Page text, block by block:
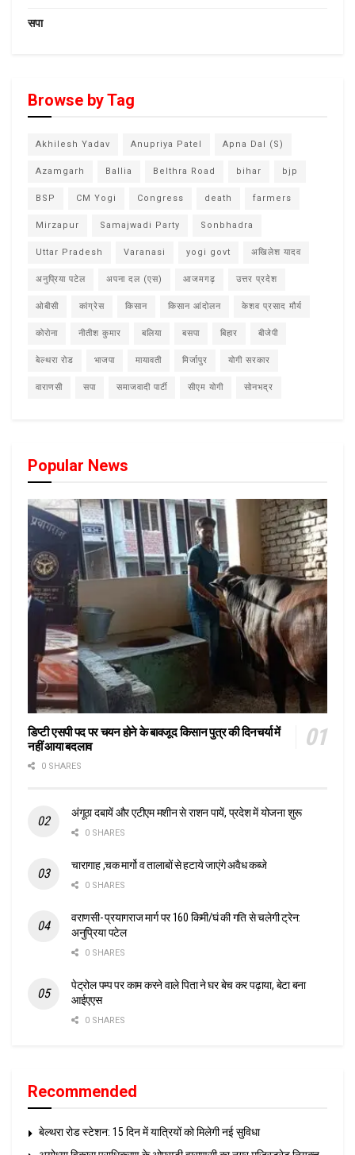
सपा
Browse by Tag
Akhilesh Yadav Anupriya Patel Apna Dal (S)
Azamgarh Ballia Belthra Road bihar bjp
BSP CM Yogi Congress death farmers
Mirzapur Samajwadi Party Sonbhadra
Uttar Pradesh Varanasi yogi govt अखिलेश यादव
अनुप्रिया पटेल अपना दल (एस) आजमगढ़ उत्तर प्रदेश
ओबीसी कांग्रेस किसान किसान आंदोलन केशव प्रसाद मौर्य
कोरोना नीतीश कुमार बलिया बसपा बिहार बीजेपी
बेल्थरा रोड भाजपा मायावती मिर्जापुर योगी सरकार
वाराणसी सपा समाजवादी पार्टी सीएम योगी सोनभद्र
Popular News
डिप्टी एसपी पद पर चयन होने के बावजूद किसान पुत्र की दिनचर्या में
नहीं आया बदलाव
0 SHARES
अंगूठा दबायें और एटीएम मशीन से राशन पायें, प्रदेश में योजना शुरू
0 SHARES
चारागाह ,चक मार्गो व तालाबों से हटाये जाएंगे अवैध कब्जे
0 SHARES
वराणसी- प्रयागराज मार्ग पर 160 किमी/घं की गति से चलेगी ट्रेन:
अनुप्रिया पटेल
0 SHARES
पेट्रोल पम्प पर काम करने वाले पिता ने घर बेच कर पढ़ाया, बेटा बना
आईएएस
0 SHARES
Recommended
बेल्थरा रोड स्टेशन: 15 दिन में यात्रियों को मिलेगी नई सुविधा